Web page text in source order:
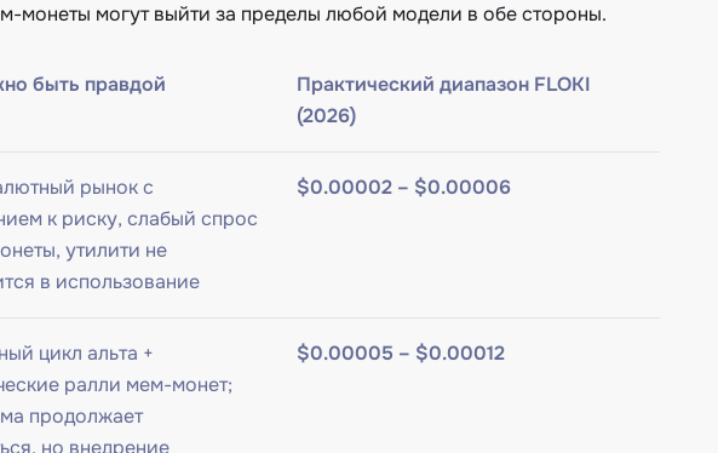
монеты могут выйти за пределы любой модели в обе стороны.
быть правдой
Практический диапазон FLOKI
(2026)
рынок с
к риску, слабый спрос
утилити не
в использование
$0.00002 – $0.00006
цикл альта +
ралли мем-монет;
продолжает
но внедрение
$0.00005 – $0.00012